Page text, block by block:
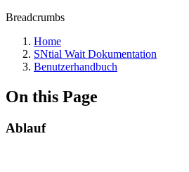
Breadcrumbs
Home
SNtial Wait Dokumentation
Benutzerhandbuch
On this Page
Ablauf